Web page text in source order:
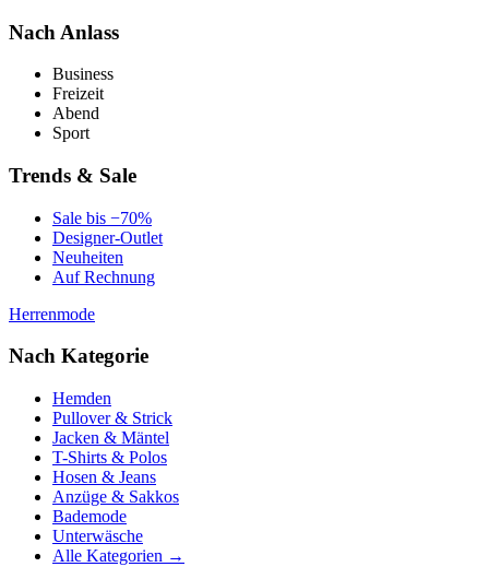
Nach Anlass
Business
Freizeit
Abend
Sport
Trends & Sale
Sale bis −70%
Designer-Outlet
Neuheiten
Auf Rechnung
Herrenmode
Nach Kategorie
Hemden
Pullover & Strick
Jacken & Mäntel
T-Shirts & Polos
Hosen & Jeans
Anzüge & Sakkos
Bademode
Unterwäsche
Alle Kategorien →